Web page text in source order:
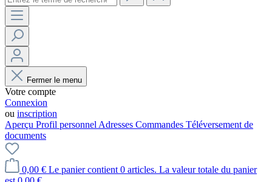
Fermer le menu
Votre compte
Connexion
ou inscription
Aperçu Profil personnel Adresses Commandes Téléversement de
documents
0,00 € Le panier contient 0 articles. La valeur totale du panier